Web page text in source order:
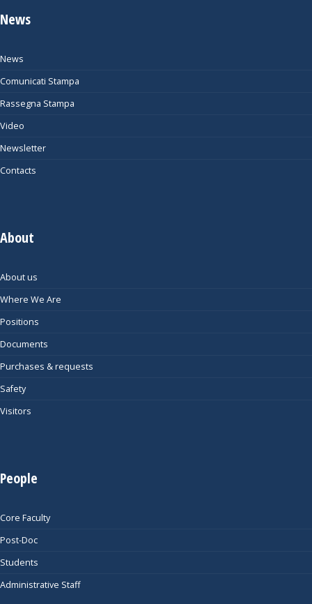
News
News
Comunicati Stampa
Rassegna Stampa
Video
Newsletter
Contacts
About
About us
Where We Are
Positions
Documents
Purchases & requests
Safety
Visitors
People
Core Faculty
Post-Doc
Students
Administrative Staff